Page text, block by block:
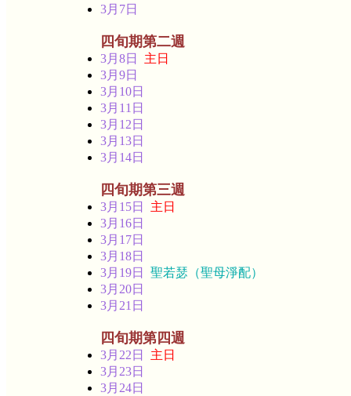
3月7日
四旬期第二週
3月8日
主日
3月9日
3月10日
3月11日
3月12日
3月13日
3月14日
四旬期第三週
3月15日
主日
3月16日
3月17日
3月18日
3月19日 聖若瑟（聖母淨配）
3月20日
3月21日
四旬期第四週
3月22日
主日
3月23日
3月24日